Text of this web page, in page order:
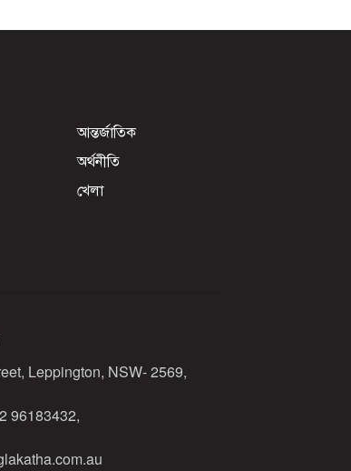
আন্তর্জাতিক
অর্থনীতি
খেলা
Leppington, NSW- 2569,
96183432,